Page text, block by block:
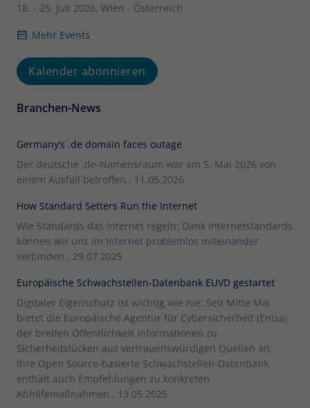
18. - 25. Juli 2026, Wien - Österreich
Mehr Events
Kalender abonnieren
Branchen-News
Germany’s .de domain faces outage
Der deutsche .de-Namensraum war am 5. Mai 2026 von
einem Ausfall betroffen., 11.05.2026
How Standard Setters Run the Internet
Wie Standards das Internet regeln: Dank Internetstandards
können wir uns im Internet problemlos miteinander
verbinden., 29.07.2025
Europäische Schwachstellen-Datenbank EUVD gestartet
Digitaler Eigenschutz ist wichtig wie nie: Seit Mitte Mai
bietet die Europäische Agentur für Cybersicherheit (Enisa)
der breiten Öffentlichkeit Informationen zu
Sicherheitslücken aus vertrauenswürdigen Quellen an.
Ihre Open Source-basierte Schwachstellen-Datenbank
enthält auch Empfehlungen zu konkreten
Abhilfemaßnahmen., 13.05.2025